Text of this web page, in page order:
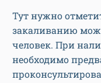
Тут нужно
закаливанию
человек. При
необходимо